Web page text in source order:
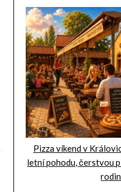
Pizza víkend v
letní pohodu, čerstvou